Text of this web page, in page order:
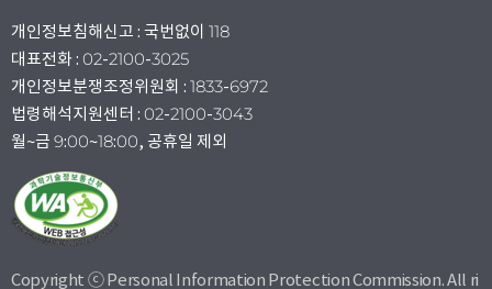
개인정보침해신고 : 국번없이 118
대표전화 : 02-2100-3025
개인정보분쟁조정위원회 : 1833-6972
법령해석지원센터 : 02-2100-3043
월~금 9:00~18:00, 공휴일 제외
Copyright ⓒ Personal Information Protection Commission. All ri